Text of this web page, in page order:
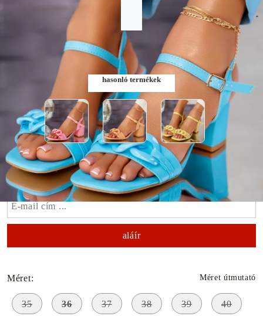
hasonló termékek
Méret: Méret útmutató
35 36 37 38 39 40
Szólj, ha elérhető lesz